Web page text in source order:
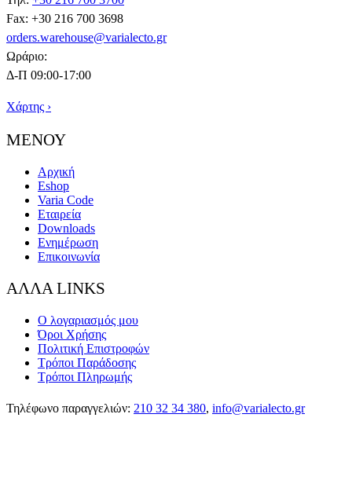
Fax: +30 216 700 3698
orders.warehouse@varialecto.gr
Ωράριο:
Δ-Π 09:00-17:00
Χάρτης ›
ΜΕΝΟΥ
Αρχική
Eshop
Varia Code
Εταιρεία
Downloads
Ενημέρωση
Επικοινωνία
ΑΛΛΑ LINKS
Ο λογαριασμός μου
Όροι Χρήσης
Πολιτική Επιστροφών
Τρόποι Παράδοσης
Τρόποι Πληρωμής
Τηλέφωνο παραγγελιών: 210 32 34 380, info@varialecto.gr